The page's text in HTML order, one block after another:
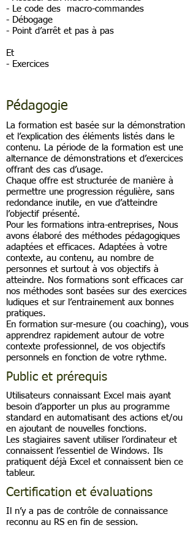
- Le code des macro-commandes
- Débogage
- Point d’arrêt et pas à pas
Et
- Exercices
Pédagogie
La formation est basée sur la démonstration
et l’explication des éléments listés dans le
contenu. La période de la formation est une
alternance de démonstrations et d’exercices
offrant des cas d’usage.
Chaque offre est structurée de manière à
permettre une progression régulière, sans
redondance inutile, en vue d’atteindre
l’objectif présenté.
Pour les formations intra-entreprises, Nous
avons élaboré des méthodes pédagogiques
adaptées et efficaces. Adaptées à votre
contexte, au contenu, au nombre de
personnes et surtout à vos objectifs à
atteindre. Nos formations sont efficaces car
nos méthodes sont basées sur des exercices
ludiques et sur l’entrainement aux bonnes
pratiques.
En formation sur-mesure (ou coaching), vous
apprendrez rapidement autour de votre
contexte professionnel, de vos objectifs
personnels en fonction de votre rythme.
Public et prérequis
Utilisateurs connaissant Excel mais ayant
besoin d’apporter un plus au programme
standard en automatisant des actions et/ou
en ajoutant de nouvelles fonctions.
Les stagiaires savent utiliser l’ordinateur et
connaissent l’essentiel de Windows. Ils
pratiquent déjà Excel et connaissent bien ce
tableur.
Certification et évaluations
Il n’y a pas de contrôle de connaissance
reconnu au RS en fin de session.